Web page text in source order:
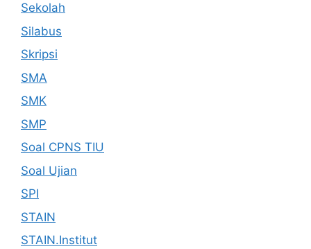
Sekolah
Silabus
Skripsi
SMA
SMK
SMP
Soal CPNS TIU
Soal Ujian
SPI
STAIN
STAIN.Institut